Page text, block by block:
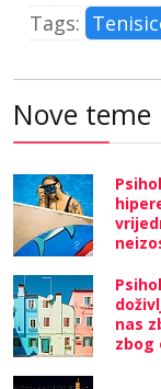
Tags:
Nove teme
nas
zbog